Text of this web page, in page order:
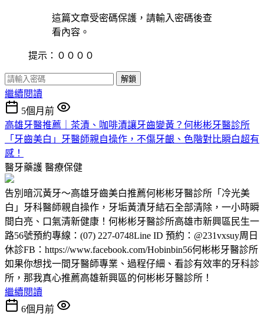
這篇文章受密碼保護，請輸入密碼後查
看內容。
提示：００００
解鎖
繼續閱讀
5個月前
高雄牙醫推薦｜茶漬、咖啡漬讓牙齒變黃？何彬彬牙醫診所
「牙齒美白」牙醫師親自操作，不傷牙齦、色階對比瞬白超有
感！
醫牙藥護 醫療保健
告別暗沉黃牙～高雄牙齒美白推薦何彬彬牙醫診所「冷光美
白」牙科醫師親自操作，牙垢黃漬牙結石全部清除，一小時瞬
間白亮、口氣清新健康！何彬彬牙醫診所高雄市新興區民生一
路56號預約專線：(07) 227-0748Line ID 預約：@231vxsuy周日
休診FB：https://www.facebook.com/Hobinbin56何彬彬牙醫診所
如果你想找一間牙醫師專業、過程仔細、看診有效率的牙科診
所，那我真心推薦高雄新興區的何彬彬牙醫診所！
繼續閱讀
6個月前